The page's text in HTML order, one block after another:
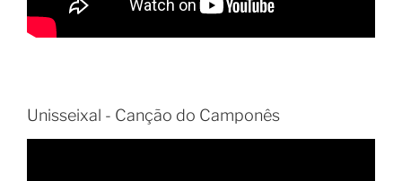
Unisseixal - Canção do Camponês